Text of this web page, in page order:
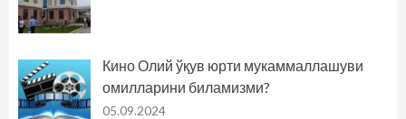
Кино Олий ўқув юрти мукаммаллашуви
омилларини биламизми?
05.09.2024